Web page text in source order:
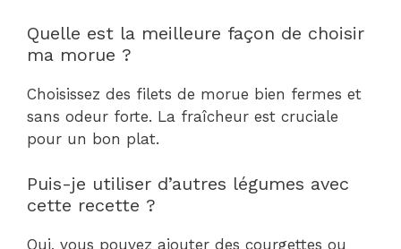
Quelle est la meilleure façon de choisir
ma morue ?
Choisissez des filets de morue bien fermes et
sans odeur forte. La fraîcheur est cruciale
pour un bon plat.
Puis-je utiliser d’autres légumes avec
cette recette ?
Oui, vous pouvez ajouter des courgettes ou